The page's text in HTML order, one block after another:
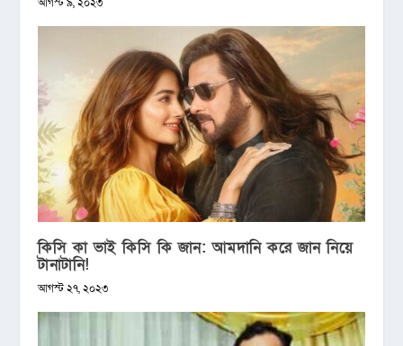
কিসি কা ভাই কিসি কি জান: আমদানি করে জান নিয়ে
টানাটানি!
আগস্ট ২৭, ২০২৩